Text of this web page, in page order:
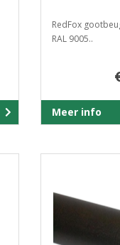
RedFox
RAL 9005..
Meer info